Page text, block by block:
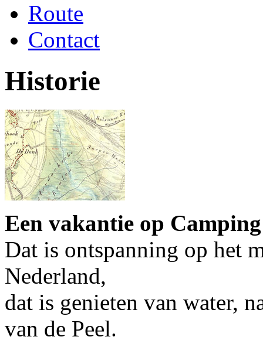
Route
Contact
Historie
Een vakantie op
Dat is ontspanning op het
Nederland,
dat is genieten van water,
van de Peel.